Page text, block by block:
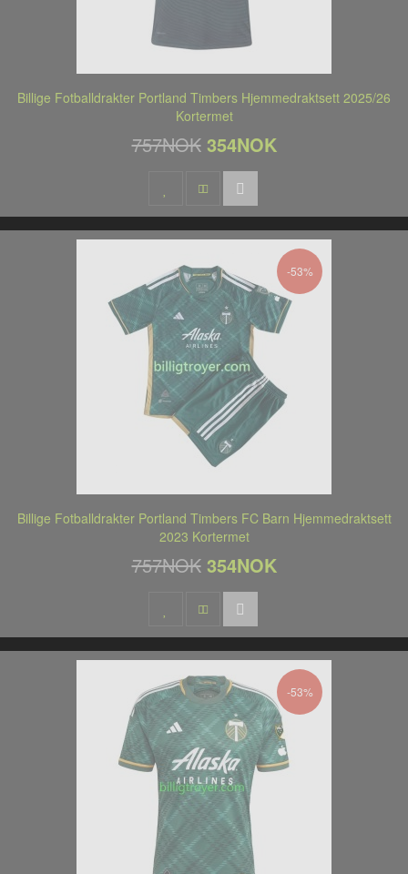
Billige Fotballdrakter Portland Timbers Hjemmedraktsett 2025/26
Kortermet
757NOK 354NOK
-53%
Billige Fotballdrakter Portland Timbers FC Barn Hjemmedraktsett
2023 Kortermet
757NOK 354NOK
-53%